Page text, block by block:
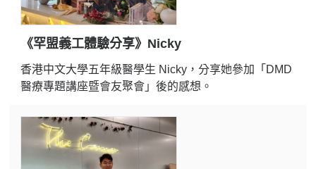
《罕盟義工體驗分享》Nicky
香港中文大學五年級醫學生 Nicky，分享她參加「DMD
醫療專題講座暨會友聚會」後的感想。